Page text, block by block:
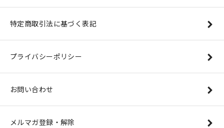
特定商取引法に基づく表記
プライバシーポリシー
お問い合わせ
メルマガ登録・解除